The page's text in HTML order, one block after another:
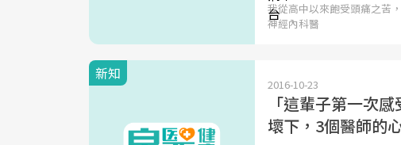
我從高中以來飽受頭痛之苦
神經內科醫
新知
2016-10-23
「這輩子第一次
壞下，3個醫師的